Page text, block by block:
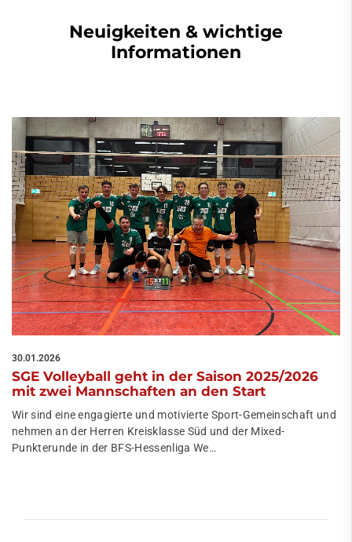
Neuigkeiten & wichtige
Informationen
30.01.2026
SGE Volleyball geht in der Saison 2025/2026
mit zwei Mannschaften an den Start
Wir sind eine engagierte und motivierte Sport-Gemeinschaft und
nehmen an der Herren Kreisklasse Süd und der Mixed-
Punkterunde in der BFS-Hessenliga We…